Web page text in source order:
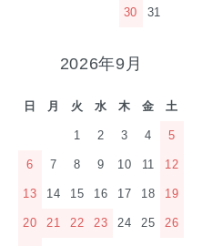
30 31
2026年9月
日 月 火 水 木 金 土
1 2 3 4 5
6 7 8 9 10 11 12
13 14 15 16 17 18 19
20 21 22 23 24 25 26